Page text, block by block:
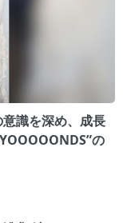
識を深め、成長
の